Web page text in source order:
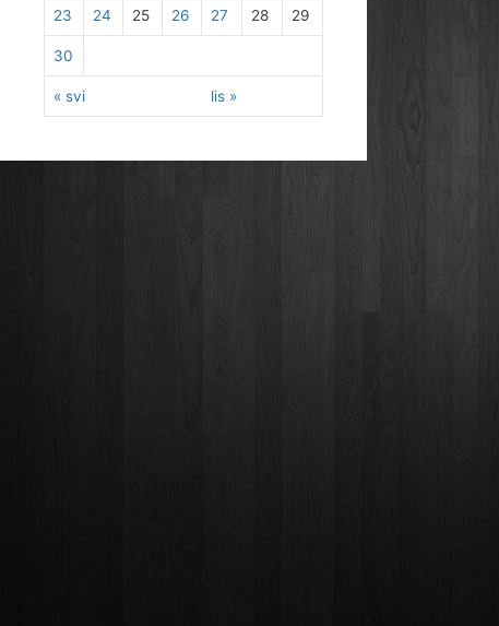
« svi lis »
23 24 25 26 27 28 29
30